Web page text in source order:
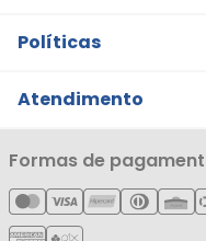
Quem somos
Notícias
Cartão Líderzan
Políticas
Trocas e Devoluções
Política de
Política de Entrega
Política de
Atendimento
Minha Conta
Meus Pedidos
Meus Favoritos
Formas de